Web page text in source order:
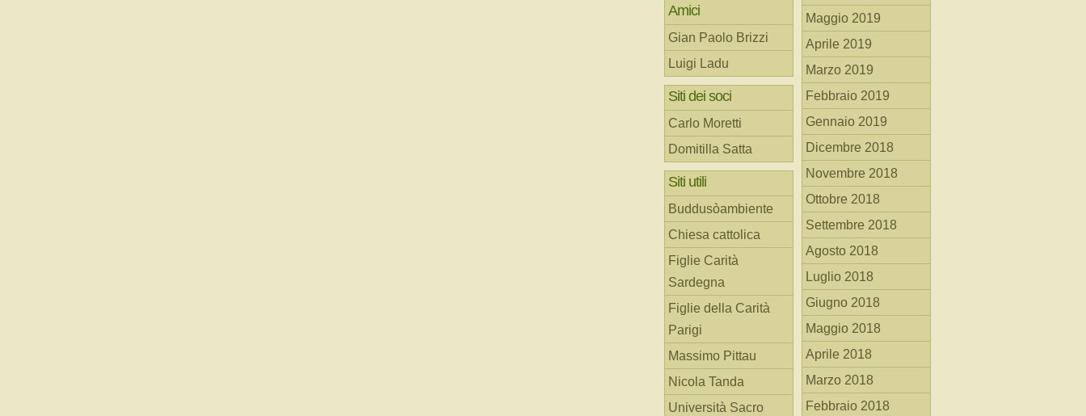
Amici
Gian Paolo Brizzi
Luigi Ladu
Siti dei soci
Carlo Moretti
Domitilla Satta
Siti utili
Buddusòambiente
Chiesa cattolica
Figlie Carità
Sardegna
Figlie della Carità
Parigi
Massimo Pittau
Nicola Tanda
Università Sacro
Maggio 2019
Aprile 2019
Marzo 2019
Febbraio 2019
Gennaio 2019
Dicembre 2018
Novembre 2018
Ottobre 2018
Settembre 2018
Agosto 2018
Luglio 2018
Giugno 2018
Maggio 2018
Aprile 2018
Marzo 2018
Febbraio 2018